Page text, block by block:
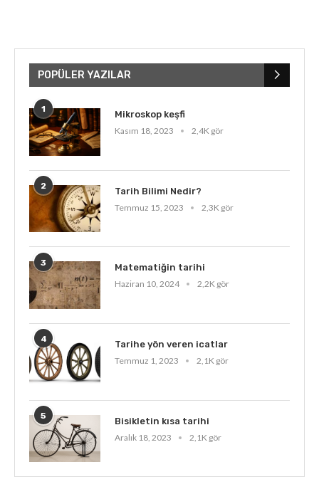
POPÜLER YAZILAR
1
Mikroskop keşfi
Kasım 18, 2023
2,4K gör
2
Tarih Bilimi Nedir?
Temmuz 15, 2023
2,3K gör
3
Matematiğin tarihi
Haziran 10, 2024
2,2K gör
4
Tarihe yön veren icatlar
Temmuz 1, 2023
2,1K gör
5
Bisikletin kısa tarihi
Aralık 18, 2023
2,1K gör